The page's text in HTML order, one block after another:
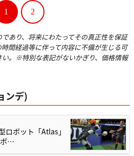
1 2
あり、将来にわたってその真正性を保証
間経過等に伴って内容に不備が生じる可
。※特別な表記がないかぎり、価格情報
ンデ)
ロボット「Atlas」
ボ…